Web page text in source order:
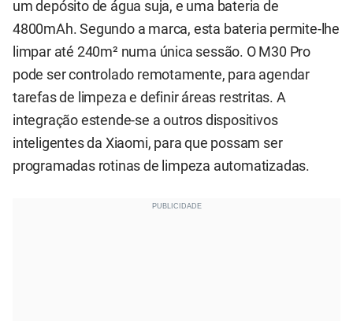
um depósito de água suja, e uma bateria de
4800mAh. Segundo a marca, esta bateria permite-lhe
limpar até 240m² numa única sessão. O M30 Pro
pode ser controlado remotamente, para agendar
tarefas de limpeza e definir áreas restritas. A
integração estende-se a outros dispositivos
inteligentes da Xiaomi, para que possam ser
programadas rotinas de limpeza automatizadas.